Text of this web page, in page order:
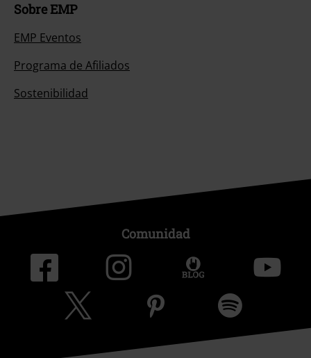
Sobre EMP
EMP Eventos
Programa de Afiliados
Sostenibilidad
Comunidad